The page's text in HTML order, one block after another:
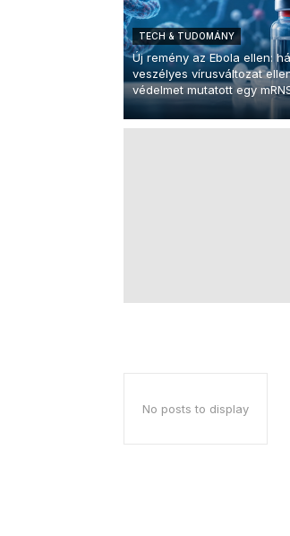
TECH & TUDOMÁNY
Új remény az Ebola ellen:
veszélyes vírusváltozat
védelmet mutatott egy
No posts to display